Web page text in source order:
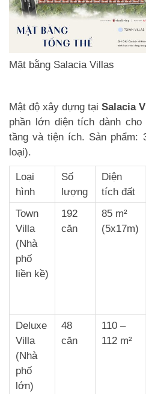
Mặt bằng Salacia Villas
Mật độ xây dựng tại Salacia
phần lớn diện tích dành
tầng và tiện ích. Sản phẩm:
loại).
Loại
hình
Số
lượng
Diện
tích đất
Town
Villa
(Nhà
phố
liền kề)
192
căn
85 m²
(5x17m)
Deluxe
Villa
(Nhà
phố
lớn)
48
căn
110 –
112 m²